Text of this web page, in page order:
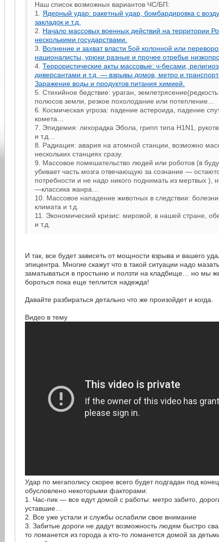
Наш список возможных вариантов ЧС/БП:
1. Ядерный удар: ракетный удар, бомбардировка с
закладок и т.д.
2. Начало массовых военных действий на территории
несколькими государствами.
3. Волнение и захват власти 5ой колонной или
националисты, урюки разные и прочее отребье
4.Террористические акты массовые: ч-бесами,
диверсантами и т.д. — взрывы домов, метро и
Заражение воды и продуктов питания химией.
5. Стихийное бедствие: ураган,
полюсов земли, резкое похолодание или потепление…
6. Космическая угроза: падение астероида, падение
комета…
7. Эпидемия: лихорадка Эбола, грипп типа H1N1,
и т.д…
8. Радиация: авария на атомной станции, возможно
нескольких станциях сразу.
9. Массовое помешательство людей или роботов (в
убивает часть мозга отвечающую за сознание —
потребности и не надо никого поднимать из мертвых ),
—классика жанра…
10. Массовое нападение животных в следствии:
климата и т.д.
11. Экономический кризис: мировой, в нашей стране,
и т.д.
И так, все будет зависеть от мощности взрыва и вашего
эпицентра. Многие скажут что в такой ситуации надо
заматываться в простыню и ползти на кладбище… но мы
бороться пока еще теплится надежда!
Давайте разбираться детально что же произойдет и когда.
Видео в тему
Удар по мегаполису скорее всего будет подгадан под
обусловлено некоторыми факторами:
1. Час-пик — все едут домой с работы: метро забито,
уставшие…
2. Все уже устали и службы ослабили свое внимание
3. Забитые дороги не дадут возможность людям быстро
то ломанется из города а кто-то ломанется домой за